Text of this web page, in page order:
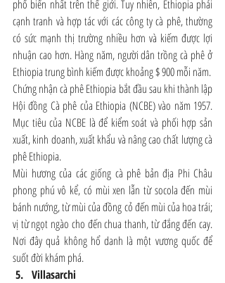
phổ biến nhất trên thế giới. Tuy nhiên, Ethiopia phải
cạnh tranh và hợp tác với các công ty cà phê, thường
có sức mạnh thị trường nhiều hơn và kiếm được lợi
nhuận cao hơn. Hàng năm, người dân trồng cà phê ở
Ethiopia trung bình kiếm được khoảng $ 900 mỗi năm.
Chứng nhận cà phê Ethiopia bắt đầu sau khi thành lập
Hội đồng Cà phê của Ethiopia (NCBE) vào năm 1957.
Mục tiêu của NCBE là để kiểm soát và phối hợp sản
xuất, kinh doanh, xuất khẩu và nâng cao chất lượng cà
phê Ethiopia.
Mùi hương của các giống cà phê bản địa Phi Châu
phong phú vô kể, có mùi xen lẫn từ socola đến mùi
bánh nướng, từ mùi của đồng cỏ đến mùi của hoa trái;
vị từ ngọt ngào cho đến chua thanh, từ đắng đến cay.
Nơi đây quả không hổ danh là một vương quốc để
suốt đời khám phá.
5.   Villasarchi